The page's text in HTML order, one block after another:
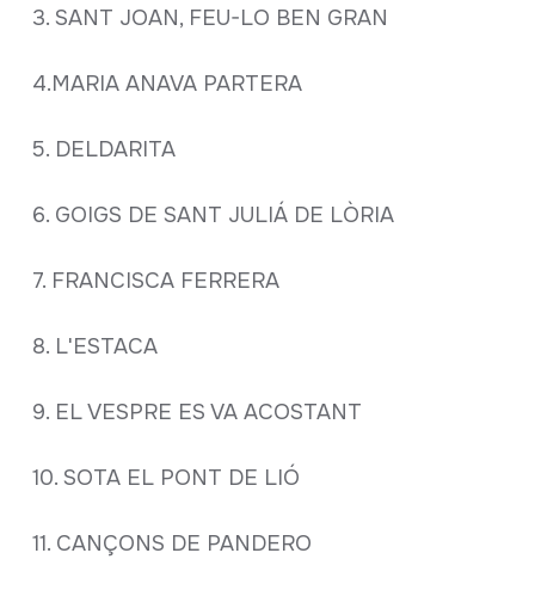
3. SANT JOAN, FEU-LO BEN GRAN
4.MARIA ANAVA PARTERA
5. DELDARITA
6. GOIGS DE SANT JULIÁ DE LÒRIA
7. FRANCISCA FERRERA
8. L'ESTACA
9. EL VESPRE ES VA ACOSTANT
10. SOTA EL PONT DE LIÓ
11. CANÇONS DE PANDERO